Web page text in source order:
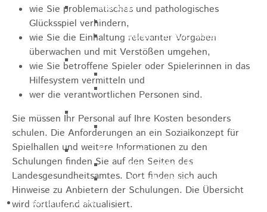
Marathon
Streckenbeschreibung
Ausschreibung Marathon
Enduro
Streckenbeschreibung
Ausschreibung
Pumptrack
Ausschreibung
Bundesliga
Streckenbeschreibung
Ausschreibung
Bildung / Familie
wie Sie problematisches und pathologisches
Glücksspiel verhindern,
wie Sie die Einhaltung relevanter Vorgaben
überwachen und mit Verstößen umgehen,
wie Sie betroffene Spieler oder Spielerinnen in das
Hilfesystem vermitteln und
wer die verantwortlichen Personen sind.
Sie müssen Ihr Personal auf Ihre Kosten besonders
schulen. Die Anforderungen an ein Sozialkonzept für
Spielhallen und weitere Informationen zu den
Schulungen finden Sie auf den Seiten des
Landesgesundheitsamtes. Dort finden sich auch
Hinweise zu Anbietern der Schulungen. Die Übersicht
wird fortlaufend aktualisiert.